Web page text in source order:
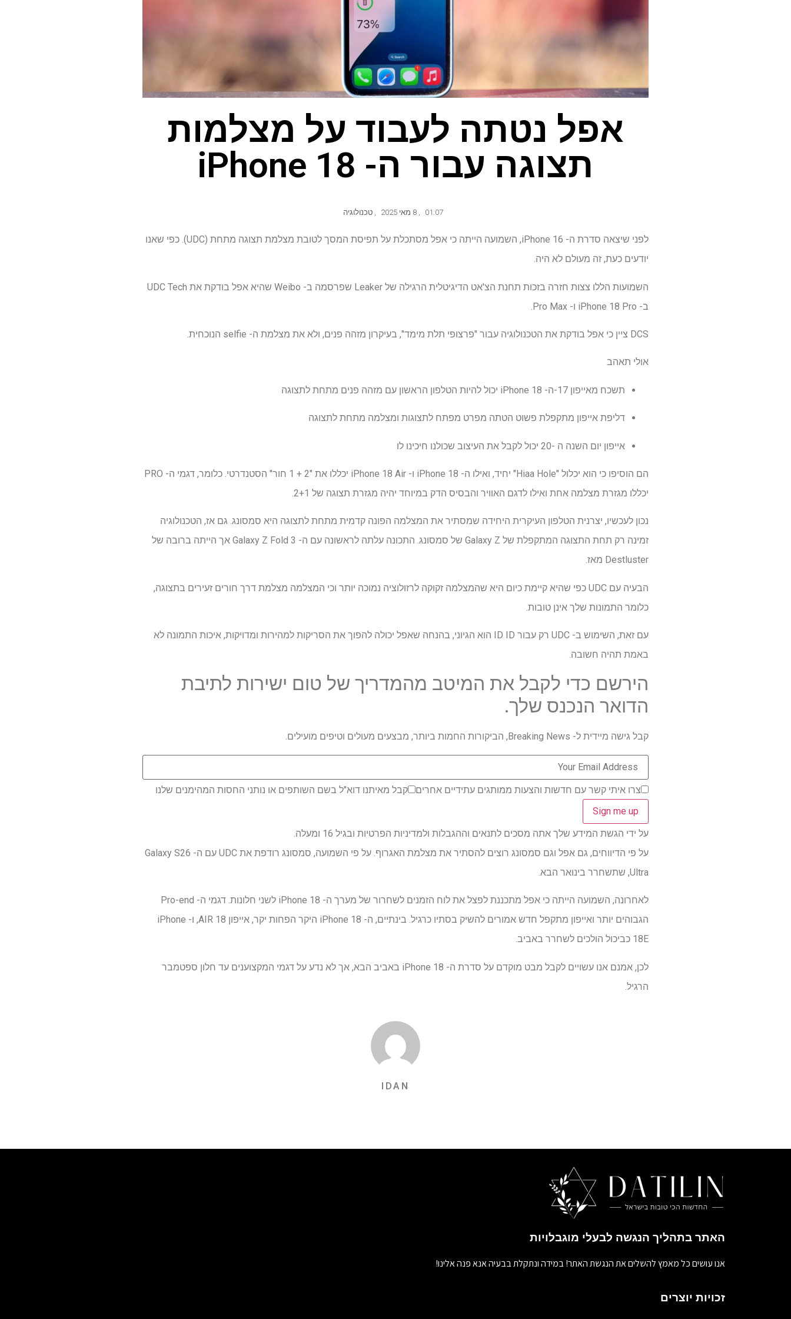
אפל נטתה לעבוד על מצלמות
תצוגה עבור ה- iPhone 18
01:07
,
, טכנולוגיה
לפני שיצאה סדרת ה- iPhone 16, השמועה הייתה כי אפל מסתכלת על תפיסת המסך לטובת מצלמת תצוגה מתחת (UDC). כפי שאנו
יודעים כעת, זה מעולם לא היה.
השמועות הללו צצות חזרה בזכות תחנת הצ'אט הדיגיטלית הרגילה של Leaker שפרסמה ב- Weibo שהיא אפל בודקת את UDC Tech
ב- iPhone 18 Pro ו- Pro Max.
DCS ציין כי אפל בודקת את הטכנולוגיה עבור "פרצופי תלת מימד", בעיקרון מזהה פנים, ולא את מצלמת ה- selfie הנוכחית.
אולי תאהב
תשכח מאייפון 17-ה- iPhone 18 יכול להיות הטלפון הראשון עם מזהה פנים מתחת לתצוגה
דליפת אייפון מתקפלת פשוט הטתה מפרט מפתח לתצוגות ומצלמה מתחת לתצוגה
אייפון יום השנה ה -20 יכול לקבל את העיצוב שכולנו חיכינו לו
הם הוסיפו כי הוא יכלול "Hiaa Hole" יחיד, ואילו ה- iPhone 18 ו- iPhone 18 Air יכללו את "2 + 1 חור" הסטנדרטי. כלומר, דגמי ה- PRO
יכללו מגזרת מצלמה אחת ואילו לדגם האוויר והבסיס הדק במיוחד יהיה מגזרת תצוגה של 2+1.
נכון לעכשיו, יצרנית הטלפון העיקרית היחידה שמסתיר את המצלמה הפונה קדמית מתחת לתצוגה היא סמסונג. גם אז, הטכנולוגיה
זמינה רק תחת התצוגה המתקפלת של Galaxy Z של סמסונג. התכונה עלתה לראשונה עם ה- Galaxy Z Fold 3 אך הייתה ברובה של
Destluster מאז.
הבעיה עם UDC כפי שהיא קיימת כיום היא שהמצלמה זקוקה לרזולוציה נמוכה יותר וכי המצלמה מצלמת דרך חורים זעירים בתצוגה,
כלומר התמונות שלך אינן טובות.
עם זאת, השימוש ב- UDC רק עבור ID ID הוא הגיוני, בהנחה שאפל יכולה להפוך את הסריקות למהירות ומדויקות, איכות התמונה לא
באמת תהיה חשובה.
הירשם כדי לקבל את המיטב מהמדריך של טום ישירות לתיבת
הדואר הנכנס שלך.
קבל גישה מיידית ל- Breaking News, הביקורות החמות ביותר, מבצעים מעולים וטיפים מועילים.
צרו איתי קשר עם חדשות והצעות ממותגים עתידיים אחרים קבל מאיתנו דוא"ל בשם השותפים או נותני החסות המהימנים שלנו
על ידי הגשת המידע שלך אתה מסכים לתנאים וההגבלות ולמדיניות הפרטיות ובגיל 16 ומעלה.
על פי הדיווחים, גם אפל וגם סמסונג רוצים להסתיר את מצלמת האגרוף. על פי השמועה, סמסונג רודפת את UDC עם ה- Galaxy S26
Ultra, שתשחרר בינואר הבא.
לאחרונה, השמועה הייתה כי אפל מתכננת לפצל את לוח הזמנים לשחרור של מערך ה- iPhone 18 לשני חלונות. דגמי ה- Pro-end
הגבוהים יותר ואייפון מתקפל חדש אמורים להשיק בסתיו כרגיל. בינתיים, ה- iPhone 18 היקר הפחות יקר, אייפון 18 AIR, ו- iPhone
18E כביכול הולכים לשחרר באביב.
לכן, אמנם אנו עשויים לקבל מבט מוקדם על סדרת ה- iPhone 18 באביב הבא, אך לא נדע על דגמי המקצוענים עד חלון ספטמבר
הרגיל.
IDAN
האתר בתהליך הנגשה לבעלי מוגבלויות
אנו עושים כל מאמץ להשלים את הנגשת האתר! במידה ונתקלת בבעיה אנא פנה אלינו!
זכויות יוצרים